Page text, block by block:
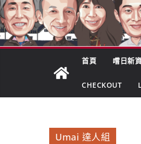
首頁 嚐日新
CHECKOUT
Umai 達人組